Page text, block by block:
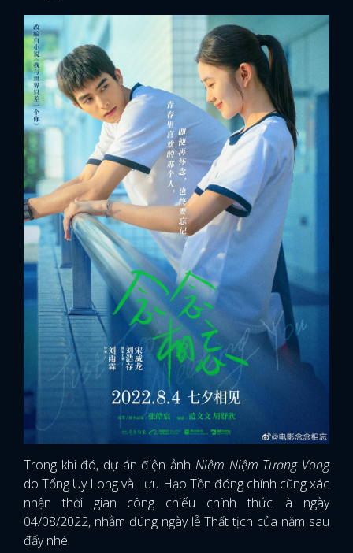
Trong khi đó, dự án điện ảnh Niệm Niệm Tương Vong
do Tống Uy Long và Lưu Hạo Tồn đóng chính cũng xác
nhận thời gian công chiếu chính thức là ngày
04/08/2022, nhằm đúng ngày lễ Thất tịch của năm sau
đấy nhé.